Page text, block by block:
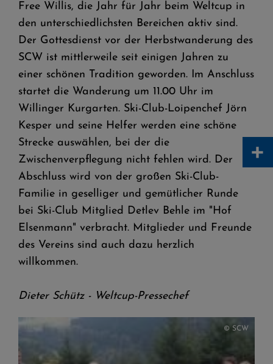
Free Willis, die Jahr für Jahr beim Weltcup in
den unterschiedlichsten Bereichen aktiv sind.
Der Gottesdienst vor der Herbstwanderung des
SCW ist mittlerweile seit einigen Jahren zu
einer schönen Tradition geworden. Im Anschluss
startet die Wanderung um 11.00 Uhr im
Willinger Kurgarten. Ski-Club-Loipenchef Jörn
Kesper und seine Helfer werden eine schöne
Strecke auswählen, bei der die
Zwischenverpflegung nicht fehlen wird. Der
Abschluss wird von der großen Ski-Club-
Familie in geselliger und gemütlicher Runde
bei Ski-Club Mitglied Detlev Behle im "Hof
Elsenmann" verbracht. Mitglieder und Freunde
des Vereins sind auch dazu herzlich
willkommen.
Dieter Schütz - Weltcup-Pressechef
© SCW
+